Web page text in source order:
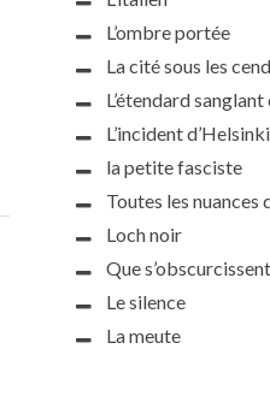
L’ombre portée
La cité sous les
L’étendard
L’incident d’Helsinki
la petite fasciste
Toutes les nuances
Loch noir
Que
Le silence
La meute